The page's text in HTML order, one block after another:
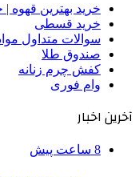
خرید بهترین قهوه |
خرید قسطی
سوالات متداول
صندوق طلا
کفش چرم زنانه
وام فوری
آخرین اخبار
8 ساعت پیش